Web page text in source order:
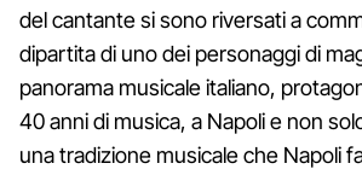
del cantante si sono riversati a
dipartita di uno dei personaggi di
panorama musicale italiano,
40 anni di musica, a Napoli e non
una tradizione musicale che Napoli